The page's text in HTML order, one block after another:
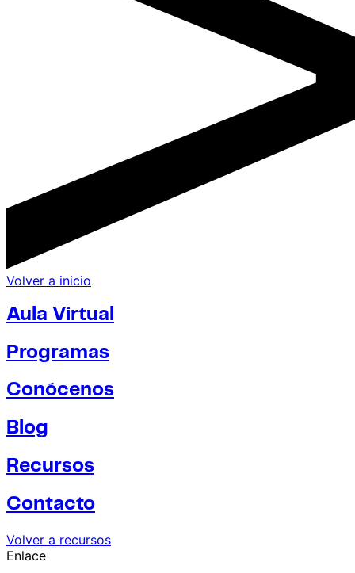
Volver a inicio
Aula Virtual
Programas
Conócenos
Blog
Recursos
Contacto
Volver a recursos
Enlace